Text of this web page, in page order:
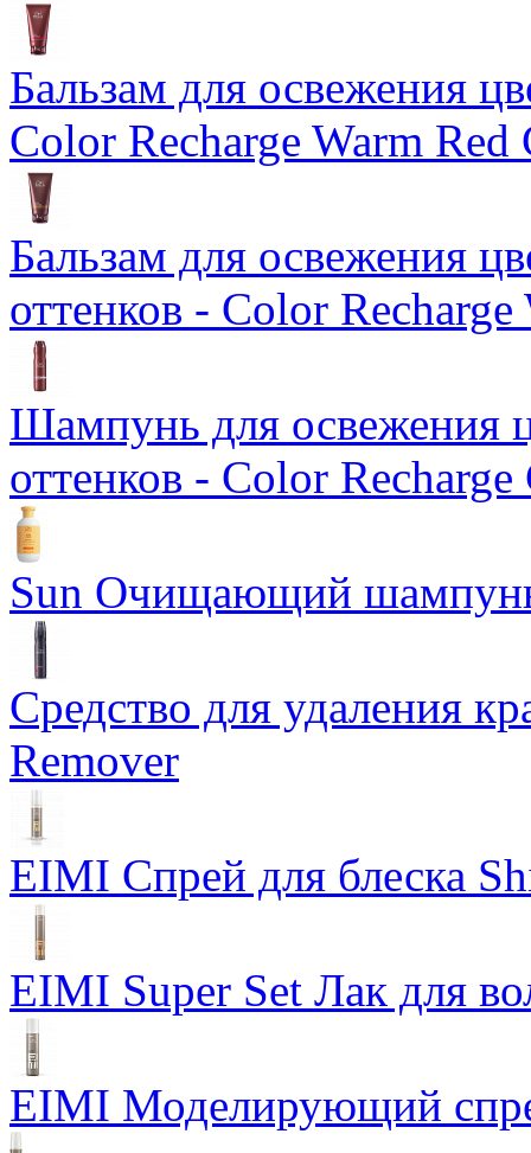
Бальзам для освежения
Color Recharge Warm
Бальзам для освежения
оттенков - Color
Шампунь для освежения
оттенков - Color
Sun Очищающий
Средство для удаления
Remover
EIMI Спрей для блеска
EIMI Super Set Лак для
EIMI Моделирующий